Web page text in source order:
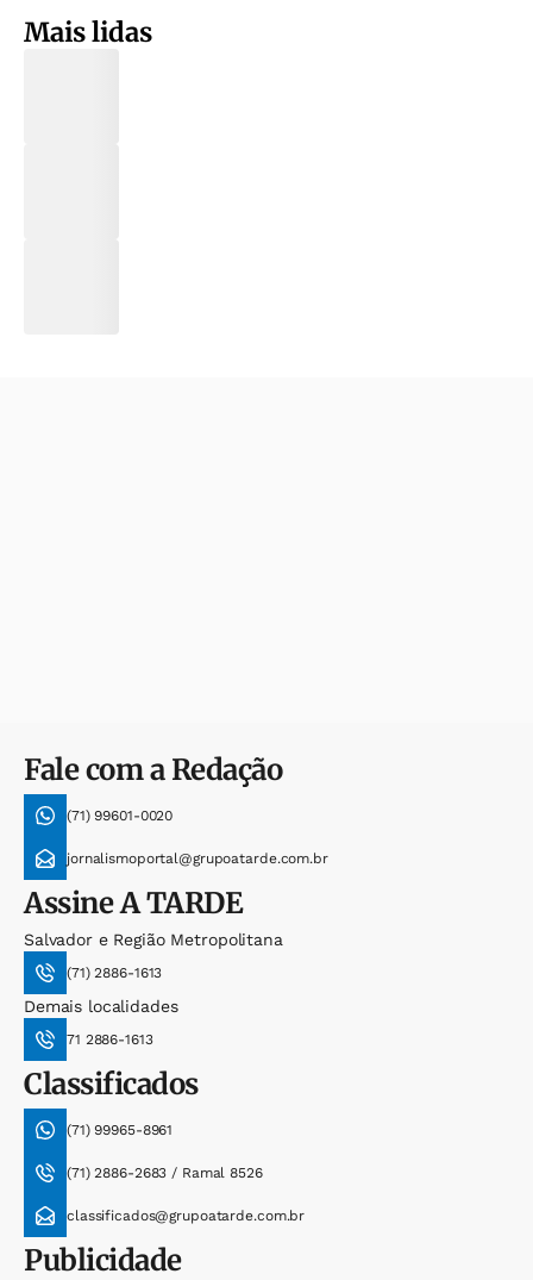
Mais lidas
Fale com a Redação
(71) 99601-0020
jornalismoportal@grupoatarde.com.br
AssineA TARDE
Salvador e Região Metropolitana
(71) 2886-1613
Demais localidades
71 2886-1613
Classificados
(71) 99965-8961
(71) 2886-2683 / Ramal 8526
classificados@grupoatarde.com.br
Publicidade